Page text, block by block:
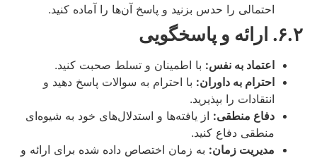
احتمالی را حدس بزنید و پاسخ آن‌ها را آماده کنید.
۶.۲. ارائه و پاسخگویی
اعتماد به نفس: با اطمینان و تسلط صحبت کنید.
احترام به داوران: با احترام به سوالات پاسخ دهید و
انتقادات را بپذیرید.
دفاع منطقی: از یافته‌ها و استدلال‌های خود به شیوه‌ای
منطقی دفاع کنید.
مدیریت زمان: به زمان اختصاص داده شده برای ارائه و